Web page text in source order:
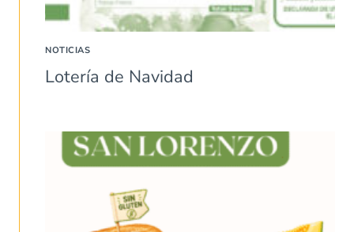
NOTICIAS
Lotería de Navidad